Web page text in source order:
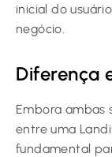
inicial do
negócio.
Diferença
Embora ambas
entre uma
fundamental